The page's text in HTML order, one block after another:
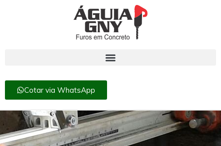
Cotar via WhatsApp